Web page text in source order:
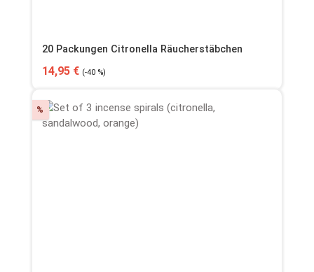
20 Packungen Citronella Räucherstäbchen
Verkaufspreis:
14,95 € Regulärer Preis:
(-40 %)
% Rabatt